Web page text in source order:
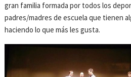
gran familia formada por todos los
padres/madres de escuela que tienen
haciendo lo que más les gusta.